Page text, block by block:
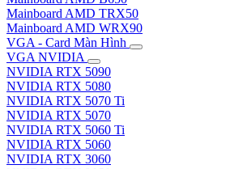
Mainboard AMD TRX50
Mainboard AMD WRX90
VGA - Card Màn Hình
VGA NVIDIA
NVIDIA RTX 5090
NVIDIA RTX 5080
NVIDIA RTX 5070 Ti
NVIDIA RTX 5070
NVIDIA RTX 5060 Ti
NVIDIA RTX 5060
NVIDIA RTX 3060